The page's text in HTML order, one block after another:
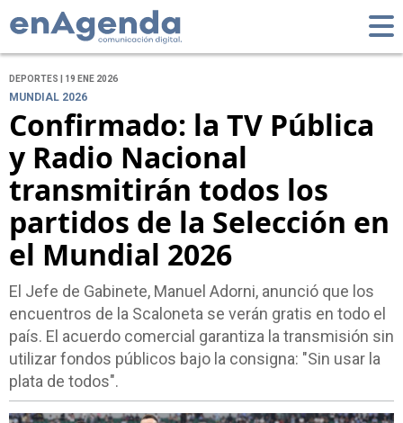
DEPORTES | 19 ENE 2026
MUNDIAL 2026
Confirmado: la TV Pública
y Radio Nacional
transmitirán todos los
partidos de la Selección en
el Mundial 2026
El Jefe de Gabinete, Manuel Adorni, anunció que los
encuentros de la Scaloneta se verán gratis en todo el
país. El acuerdo comercial garantiza la transmisión sin
utilizar fondos públicos bajo la consigna: "Sin usar la
plata de todos".